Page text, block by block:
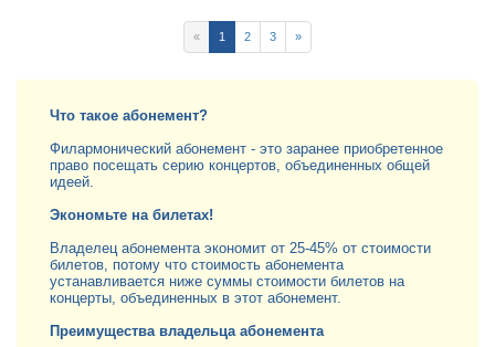
Что такое абонемент?
Филармонический абонемент - это заранее приобретенное
право посещать серию концертов, объединенных общей
идеей.
Экономьте на билетах!
Владелец абонемента экономит от 25-45% от стоимости
билетов, потому что стоимость абонемента
устанавливается ниже суммы стоимости билетов на
концерты, объединенных в этот абонемент.
Преимущества владельца абонемента
« 1 2 3 »